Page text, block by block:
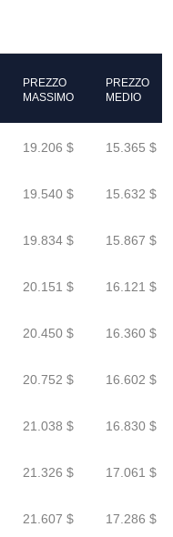
PREZZO
MASSIMO
PREZZO
MEDIO
19.206 $ 15.365 $
19.540 $ 15.632 $
19.834 $ 15.867 $
20.151 $ 16.121 $
20.450 $ 16.360 $
20.752 $ 16.602 $
21.038 $ 16.830 $
21.326 $ 17.061 $
21.607 $ 17.286 $